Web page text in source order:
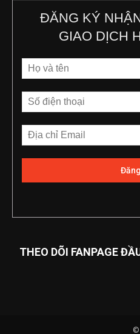
ĐĂNG KÝ
GIAO DỊCH
THEO DÕI FANPAGE
©